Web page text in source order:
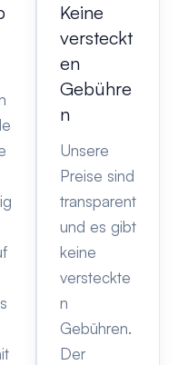
Keine
versteckt
en
Gebühre
n
Unsere
Preise sind
transparent
und es gibt
keine
versteckte
n
Gebühren.
Der